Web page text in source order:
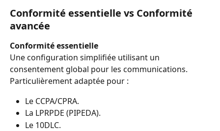
Conformité essentielle vs Conformité
avancée
Conformité essentielle
Une configuration simplifiée utilisant un
consentement global pour les communications.
Particulièrement adaptée pour :
Le CCPA/CPRA.
La LPRPDE (PIPEDA).
Le 10DLC.